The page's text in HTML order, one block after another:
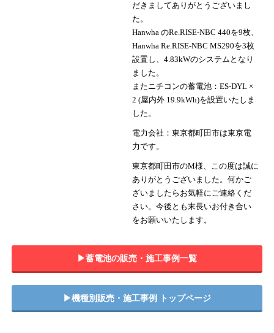
だきましてありがとうございまし
た。
Hanwha のRe.RISE-NBC 440を9枚、
Hanwha Re.RISE-NBC MS290を3枚
設置し、4.83kWのシステムとなり
ました。
またニチコンの蓄電池：ES-DYL ×
2 (屋内外 19.9kWh)を設置いたしま
した。
電力会社：東京都町田市は東京電
力です。
東京都町田市のM様、この度は誠に
ありがとうございました。何かご
ざいましたらお気軽にご連絡くだ
さい。今後とも末長いお付き合い
をお願いいたします。
▶︎蓄電池の販売・施工事例一覧
▶︎機種別販売・施工事例 トップページ